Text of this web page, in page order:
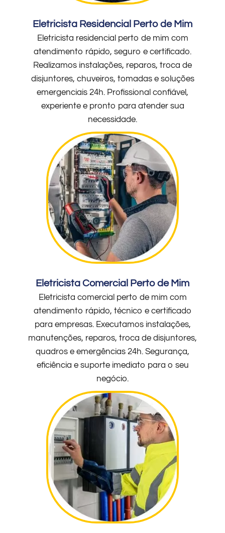
Eletricista Residencial Perto de Mim
Eletricista residencial perto de mim com
atendimento rápido, seguro e certificado.
Realizamos instalações, reparos, troca de
disjuntores, chuveiros, tomadas e soluções
emergenciais 24h. Profissional confiável,
experiente e pronto para atender sua
necessidade.
Eletricista Comercial Perto de Mim
Eletricista comercial perto de mim com
atendimento rápido, técnico e certificado
para empresas. Executamos instalações,
manutenções, reparos, troca de disjuntores,
quadros e emergências 24h. Segurança,
eficiência e suporte imediato para o seu
negócio.